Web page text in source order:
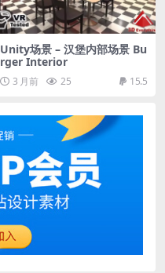
Unity场景 – 汉堡内部场景 Bu
rger Interior
3 月前 25 15.5